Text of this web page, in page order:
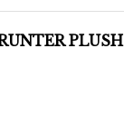
PLUSH